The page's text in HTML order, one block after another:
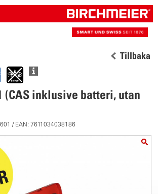
Tillbaka
(CAS inklusive batteri, utan
/ EAN: 7611034038186